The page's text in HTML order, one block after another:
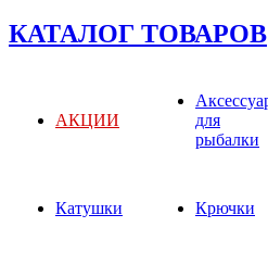
КАТАЛОГ ТОВАРОВ
АКЦИИ
для
рыбалки
Катушки Крючки